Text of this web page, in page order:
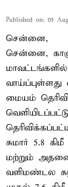
Published on: 05
சென்னை,
சென்னை,
மையம்
சுமார் 5.8
மற்றும்
வளிமண்டல